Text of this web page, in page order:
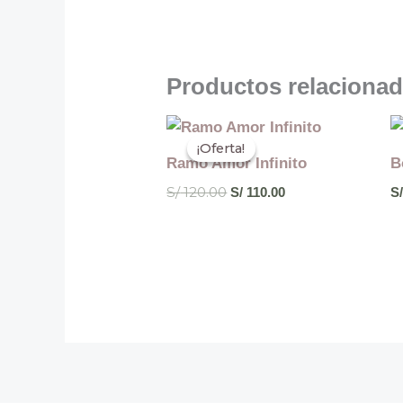
Productos
¡Oferta!
¡Oferta!
Ramo Amor Infinito
S/120.00
El
original
S/ 120.00.
S/ 110.00
El
actual
S/ 110.00.
S/